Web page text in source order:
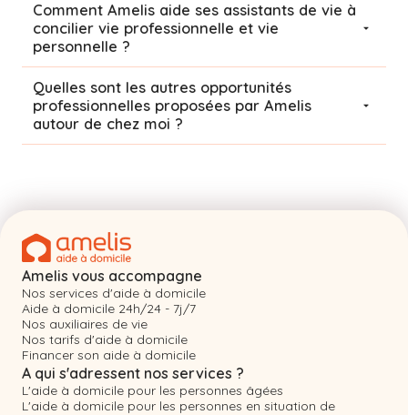
Comment Amelis aide ses assistants de vie à
concilier vie professionnelle et vie
personnelle ?
Quelles sont les autres opportunités
professionnelles proposées par Amelis
autour de chez moi ?
Amelis vous accompagne
Nos services d'aide à domicile
Aide à domicile 24h/24 - 7j/7
Nos auxiliaires de vie
Nos tarifs d'aide à domicile
Financer son aide à domicile
A qui s'adressent nos services ?
L'aide à domicile pour les personnes âgées
L'aide à domicile pour les personnes en situation de